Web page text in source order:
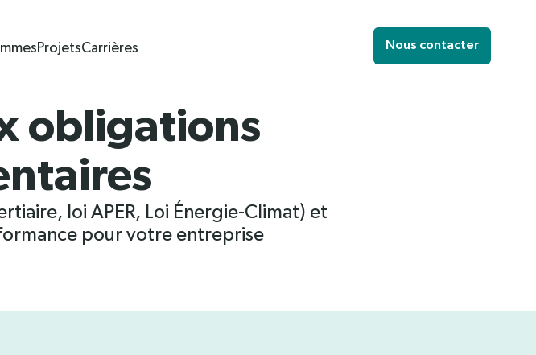
ProjetsCarrières Nous contacter
obligations
loi APER, Loi Énergie-Climat) et
pour votre entreprise